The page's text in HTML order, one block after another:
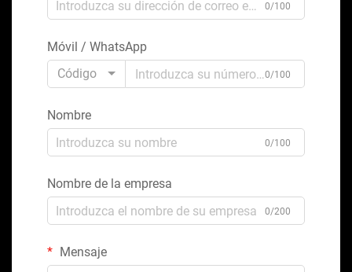
0/100
Móvil / WhatsApp
Código
0/100
Nombre
0/100
Nombre de la empresa
0/200
Mensaje